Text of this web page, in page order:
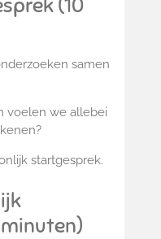
(10
samen
voelen we allebei
startgesprek.